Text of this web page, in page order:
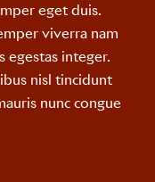
eget duis.
viverra nam
egestas integer.
nisl tincidunt
nunc congue